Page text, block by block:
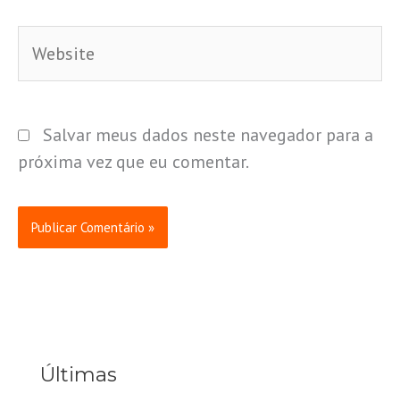
Salvar meus dados neste navegador para a
próxima vez que eu comentar.
Últimas